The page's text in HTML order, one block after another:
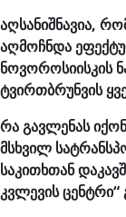
აღსანიშნავია,
აღმოჩნდა
ნოვოროსიისკის
ტვირთბრუნვის
რა გავლენას
მსხვილ
საკითხთან
კვლევის